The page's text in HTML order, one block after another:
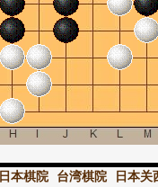
日本棋院 台湾棋院 日本关